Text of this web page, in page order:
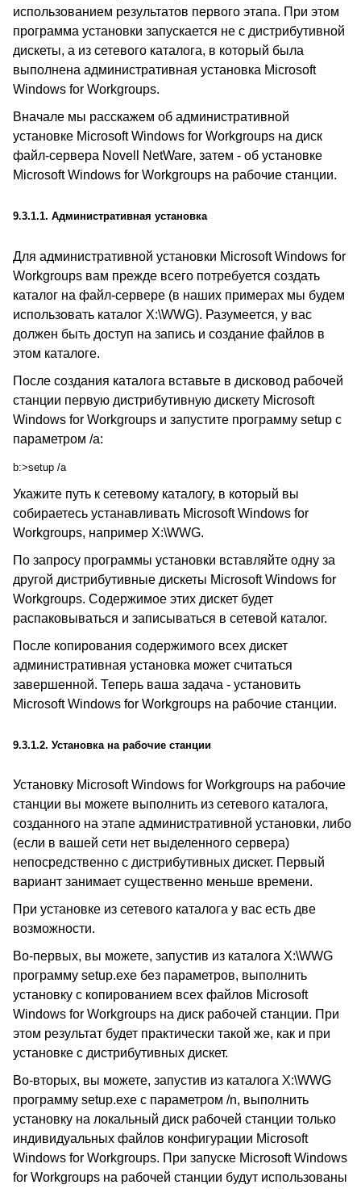
использованием результатов первого этапа. При этом
программа установки запускается не с дистрибутивной
дискеты, а из сетевого каталога, в который была
выполнена административная установка Microsoft
Windows for Workgroups.
Вначале мы расскажем об административной
установке Microsoft Windows for Workgroups на диск
файл-сервера Novell NetWare, затем - об установке
Microsoft Windows for Workgroups на рабочие станции.
9.3.1.1. Административная установка
Для административной установки Microsoft Windows for
Workgroups вам прежде всего потребуется создать
каталог на файл-сервере (в наших примерах мы будем
использовать каталог X:\WWG). Разумеется, у вас
должен быть доступ на запись и создание файлов в
этом каталоге.
После создания каталога вставьте в дисковод рабочей
станции первую дистрибутивную дискету Microsoft
Windows for Workgroups и запустите программу setup с
параметром /a:
b:>setup /a
Укажите путь к сетевому каталогу, в который вы
собираетесь устанавливать Microsoft Windows for
Workgroups, например X:\WWG.
По запросу программы установки вставляйте одну за
другой дистрибутивные дискеты Microsoft Windows for
Workgroups. Содержимое этих дискет будет
распаковываться и записываться в сетевой каталог.
После копирования содержимого всех дискет
административная установка может считаться
завершенной. Теперь ваша задача - установить
Microsoft Windows for Workgroups на рабочие станции.
9.3.1.2. Установка на рабочие станции
Установку Microsoft Windows for Workgroups на рабочие
станции вы можете выполнить из сетевого каталога,
созданного на этапе административной установки, либо
(если в вашей сети нет выделенного сервера)
непосредственно с дистрибутивных дискет. Первый
вариант занимает существенно меньше времени.
При установке из сетевого каталога у вас есть две
возможности.
Во-первых, вы можете, запустив из каталога X:\WWG
программу setup.exe без параметров, выполнить
установку с копированием всех файлов Microsoft
Windows for Workgroups на диск рабочей станции. При
этом результат будет практически такой же, как и при
установке с дистрибутивных дискет.
Во-вторых, вы можете, запустив из каталога X:\WWG
программу setup.exe с параметром /n, выполнить
установку на локальный диск рабочей станции только
индивидуальных файлов конфигурации Microsoft
Windows for Workgroups. При запуске Microsoft Windows
for Workgroups на рабочей станции будут использованы